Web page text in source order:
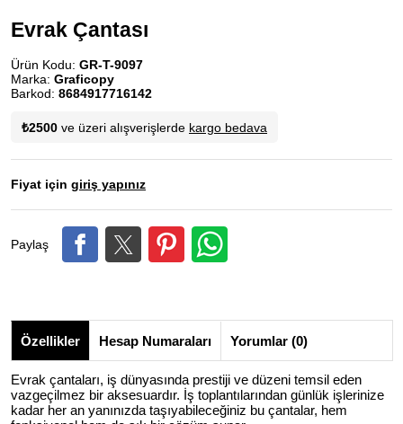
Evrak Çantası
Ürün Kodu: GR-T-9097
Marka: Graficopy
Barkod: 8684917716142
₺2500 ve üzeri alışverişlerde kargo bedava
Fiyat için giriş yapınız
Paylaş
Özellikler Hesap Numaraları Yorumlar (0)
Evrak çantaları, iş dünyasında prestiji ve düzeni temsil eden
vazgeçilmez bir aksesuardır. İş toplantılarından günlük işlerinize
kadar her an yanınızda taşıyabileceğiniz bu çantalar, hem